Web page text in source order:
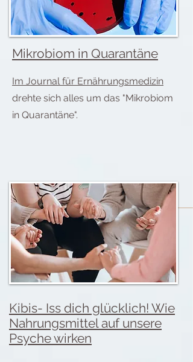
Mikrobiom in Quarantäne
Im Journal für Ernährungsmedizin
drehte sich alles um das "Mikrobiom
in Quarantäne".
Kibis- Iss dich glücklich! Wie
Nahrungsmittel auf unsere
Psyche wirken